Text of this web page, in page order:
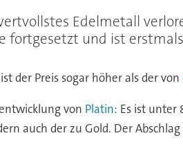
Edelmetall
fortgesetzt und ist
der Preis sogar höher als der von
von Platin: Es ist unter
auch der zu Gold. Der